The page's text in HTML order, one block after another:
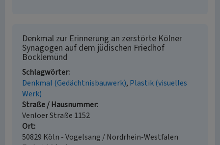
Denkmal zur Erinnerung an zerstörte Kölner
Synagogen auf dem jüdischen Friedhof
Bocklemünd
Schlagwörter
Denkmal (Gedächtnisbauwerk) Plastik (visuelles
Werk)
Straße / Hausnummer
Venloer Straße 1152
Ort
50829 Köln - Vogelsang / Nordrhein-Westfalen